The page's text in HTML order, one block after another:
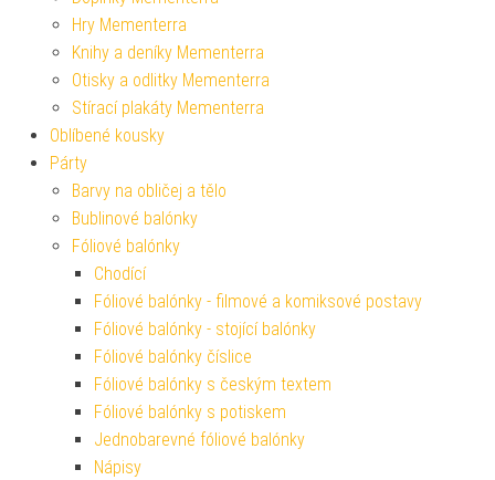
Hry Mementerra
Knihy a deníky Mementerra
Otisky a odlitky Mementerra
Stírací plakáty Mementerra
Oblíbené kousky
Párty
Barvy na obličej a tělo
Bublinové balónky
Fóliové balónky
Chodící
Fóliové balónky - filmové a komiksové postavy
Fóliové balónky - stojící balónky
Fóliové balónky číslice
Fóliové balónky s českým textem
Fóliové balónky s potiskem
Jednobarevné fóliové balónky
Nápisy